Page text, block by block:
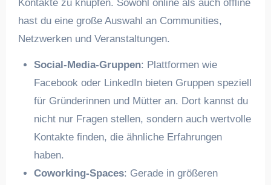
Kontakte zu knüpfen. Sowohl online als auch offline
hast du eine große Auswahl an Communities,
Netzwerken und Veranstaltungen.
Social-Media-Gruppen: Plattformen wie
Facebook oder LinkedIn bieten Gruppen speziell
für Gründerinnen und Mütter an. Dort kannst du
nicht nur Fragen stellen, sondern auch wertvolle
Kontakte finden, die ähnliche Erfahrungen
haben.
Coworking-Spaces: Gerade in größeren